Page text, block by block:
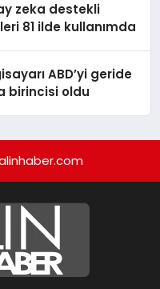
zeka destekli
81 ilde kullanımda
ABD’yi geride
birincisi oldu